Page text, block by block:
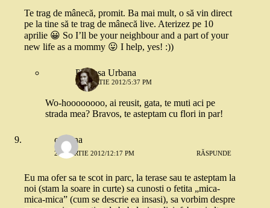
Te trag de mânecă, promit. Ba mai mult, o să vin direct
pe la tine să te trag de mânecă live. Aterizez pe 10
aprilie 😀 So I’ll be your neighbour and a part of your
new life as a mommy 😛 I help, yes! :))
Printesa Urbana
23 MARTIE 2012/5:37 PM
Wo-hoooooooo, ai reusit, gata, te muti aci pe
strada mea? Bravos, te asteptam cu flori in par!
codrina
23 MARTIE 2012/12:17 PM RĂSPUNDE
Eu ma ofer sa te scot in parc, la terase sau te asteptam la
noi (stam la soare in curte) sa cunosti o fetita „mica-
mica-mica” (cum se descrie ea insasi), sa vorbim despre